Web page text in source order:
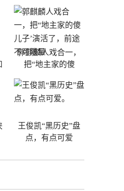
郭麒麟人戏合一，
把“地主家的傻
王俊凯“黑历史”盘
点，有点可爱